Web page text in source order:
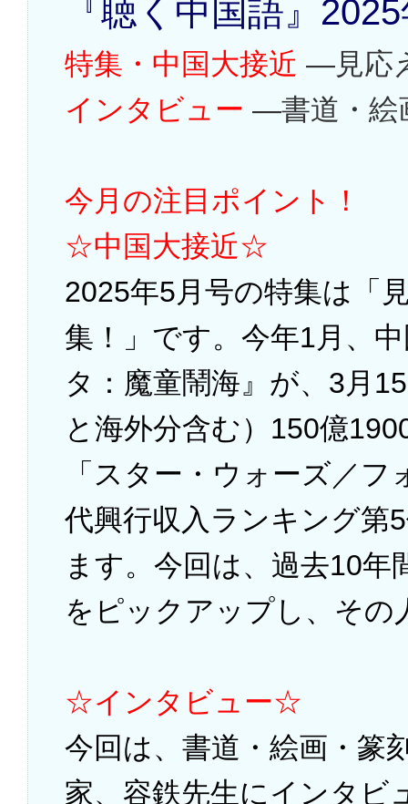
『聴く中国語』
特集・中国大接近 ―見応
インタビュー ―書道・絵
今月の注目ポイント！
☆中国大接近☆
2025年5月号の特集は「
集！」です。今年1月、
タ：魔童鬧海』が、3月
と海外分含む）150億
「スター・ウォーズ／
代興行収入ランキング第
ます。今回は、過去10
をピックアップし、その
☆インタビュー☆
今回は、書道・絵画・篆
家、容鉄先生にインタビ